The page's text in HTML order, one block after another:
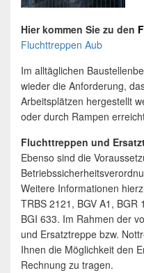
Hier kommen Sie zu den
Fluchttreppen Aub
Im alltäglichen
wieder die Anforderung,
Arbeitsplätzen hergestellt
oder durch Rampen
Fluchttreppen und
Ebenso sind die
Weitere Informationen
TRBS 2121, BGV A1,
BGI 633. Im Rahmen der
und Ersatztreppe bzw.
Ihnen die Möglichkeit den
Rechnung zu tragen.